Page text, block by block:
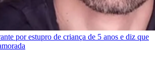
por estupro de criança de 5 anos e diz que